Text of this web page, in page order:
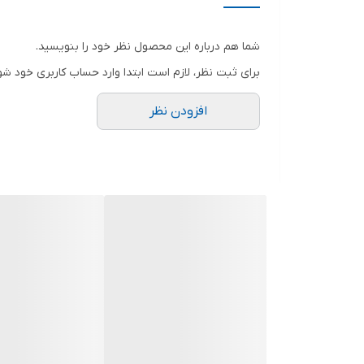
شما هم درباره این محصول نظر خود را بنویسید.
برای ثبت نظر، لازم است ابتدا وارد حساب کاربری خود
افزودن نظر